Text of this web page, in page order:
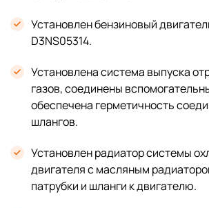
Установлен бензиновый
D3NS05314.
Установлена система выпуска
газов, соединены
обеспечена герметичность
шлангов.
Установлен радиатор системы
двигателя с масляным
патрубки и шланги к двигателю.